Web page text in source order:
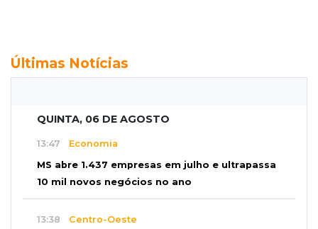
Últimas Notícias
QUINTA, 06 DE AGOSTO
13:47 Economia
MS abre 1.437 empresas em julho e ultrapassa
10 mil novos negócios no ano
13:38 Centro-Oeste